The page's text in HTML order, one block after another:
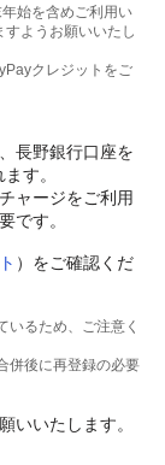
始を含めご利用い
ようお願いいたし
クレジットをご
長野銀行口座を
す。
ャージをご利用
です。
）をご確認くだ
るため、ご注意く
併後に再登録の必要
いいたします。